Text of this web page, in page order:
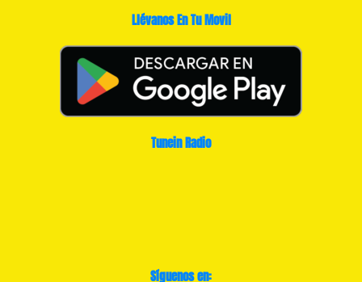
Llévanos En Tu Movil
Tunein Radio
Síguenos en: